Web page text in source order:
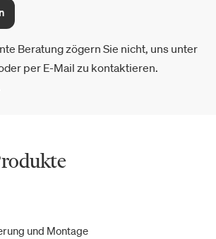
Beratung zögern Sie nicht, uns unter
per E-Mail zu kontaktieren.
und Montage